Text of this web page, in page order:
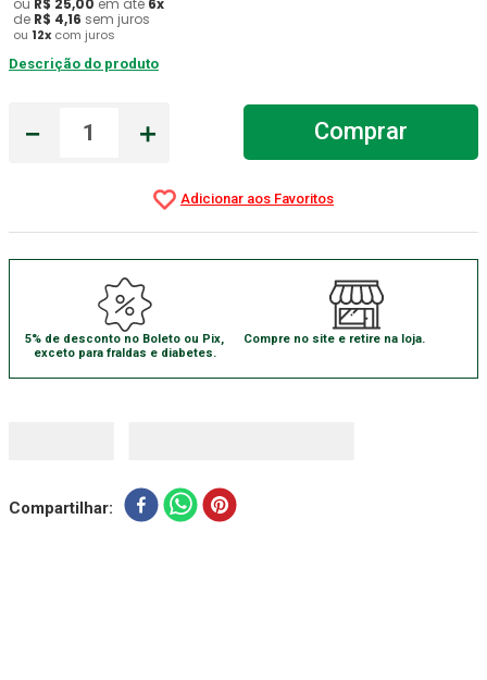
ou R$ 25,00 em até 6x
de R$ 4,16 sem juros
ou 12x com juros
Descrição do produto
＋
－ Comprar
5% de desconto no Boleto ou Pix,
exceto para fraldas e diabetes.
Compre no site e retire na loja.
Compartilhar
7º Aparelho Pressão
8º Gaze Esteril